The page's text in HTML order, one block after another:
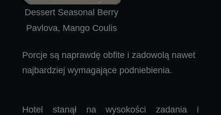
Dessert Seasonal Berry
Pavlova, Mango Coulis
Porcje są naprawdę obfite i zadowolą nawet
najbardziej wymagające podniebienia.
Hotel stanął na wysokości zadania i